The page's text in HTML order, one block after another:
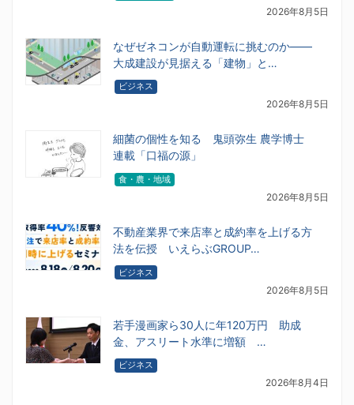
2026年8月5日
なぜゼネコンが自動運転に挑むのか――
大成建設が見据える「建物」と…
ビジネス
2026年8月5日
細菌の個性を知る 鬼頭弥生 農学博士
連載「口福の源」
食・農・地域
2026年8月5日
不動産業界で来店率と成約率を上げる方
法を伝授 いえらぶGROUP…
ビジネス
2026年8月5日
若手漫画家ら30人に年120万円 助成
金、アスリート水準に増額 …
ビジネス
2026年8月4日